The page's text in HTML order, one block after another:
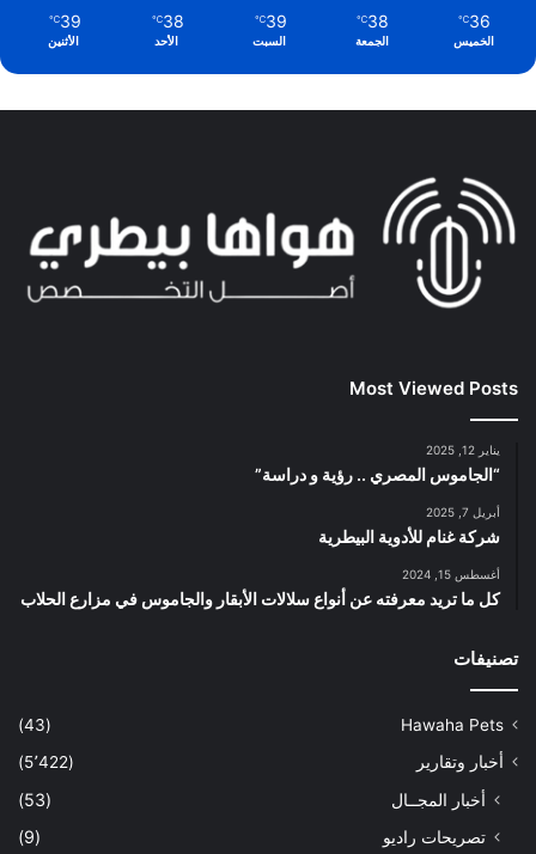
36
℃
الخميس
38
℃
الجمعة
39
℃
السبت
38
℃
الأحد
39
℃
الأثنين
Most Viewed Posts
يناير 12, 2025
“الجاموس المصري .. رؤية و دراسة”
أبريل 7, 2025
شركة غنام للأدوية البيطرية
أغسطس 15, 2024
كل ما تريد معرفته عن أنواع سلالات الأبقار والجاموس في مزارع الحلاب
تصنيفات
Hawaha Pets
(43)
أخبار وتقارير
(5٬422)
أخبار المجــال
(53)
تصريحات راديو
(9)